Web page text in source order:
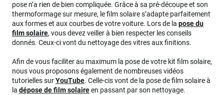
pose n’a rien de bien compliquée. Grâce à sa pré-découpe et son
thermoformage sur mesure, le film solaire s’adapte parfaitement
aux formes et aux courbes de votre voiture. Lors de la pose du
film solaire, vous devez veiller à bien respecter les conseils
donnés. Ceux-ci vont du nettoyage des vitres aux finitions.
Afin de vous faciliter au maximum la pose de votre kit film solaire,
nous vous proposons également de nombreuses vidéos
tutorielles surYouTube. Celle-cis vont de la pose de film solaire à
la dépose de film solaireen passant par son nettoyage.